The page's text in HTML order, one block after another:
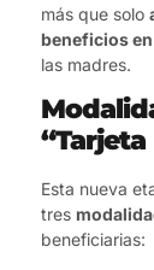
más que solo
beneficios
las madres.
Esta nueva
tres
beneficiarias: